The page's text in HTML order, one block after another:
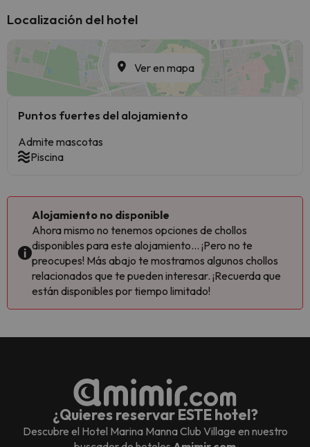
Localización del hotel
Ver en mapa
Puntos fuertes del alojamiento
Admite mascotas
Piscina
Alojamiento no disponible
Ahora mismo no tenemos opciones de chollos
disponibles para este alojamiento... ¡Pero no te
preocupes! Más abajo te mostramos algunos chollos
relacionados que te pueden interesar. ¡Recuerda que
están disponibles por tiempo limitado!
¿Quieres reservar ESTE hotel?
Descubre el Hotel Marina Manna Club Village en nuestro